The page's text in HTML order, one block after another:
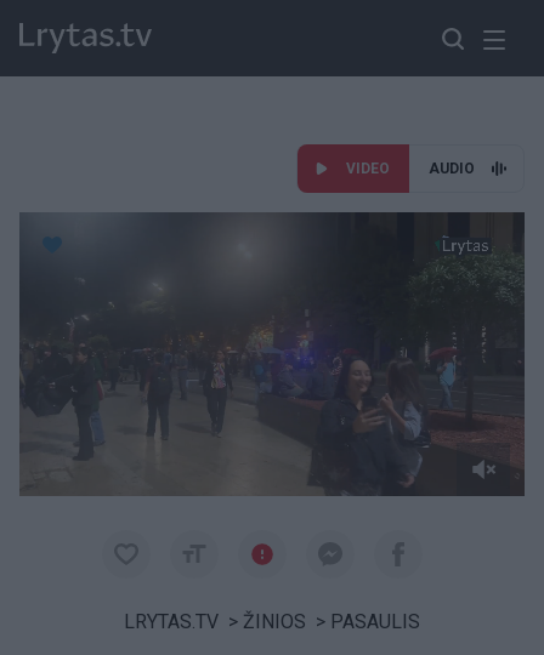
VIDEO AUDIO
LRYTAS.TV > ŽINIOS > PASAULIS